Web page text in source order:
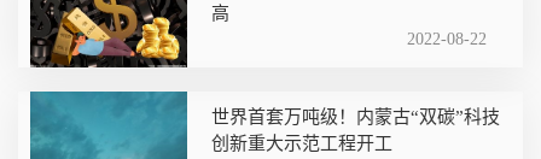
高
2022-08-22
世界首套万吨级！内蒙古“双碳”科技
创新重大示范工程开工